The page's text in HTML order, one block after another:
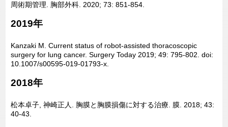
周術期管理. 胸部外科. 2020; 73: 851-854.
2019年
Kanzaki M. Current status of robot-assisted thoracoscopic
surgery for lung cancer. Surgery Today 2019; 49: 795-802. doi:
10.1007/s00595-019-01793-x.
2018年
松本卓子, 神崎正人. 胸膜と胸膜損傷に対する治療. 膜. 2018; 43:
40-43.